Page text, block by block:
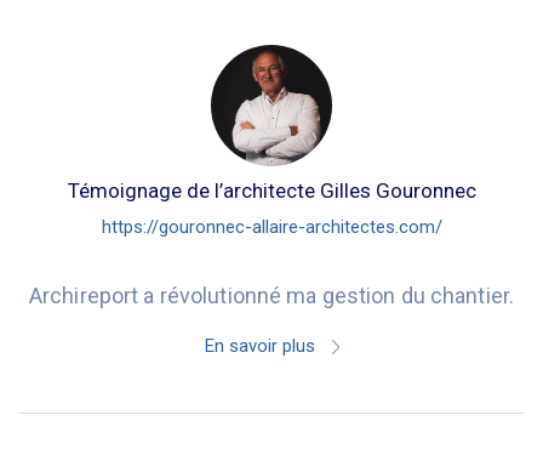
Témoignage de l’architecte Gilles Gouronnec
https://gouronnec-allaire-architectes.com/
Archireport a révolutionné ma gestion du chantier.
En savoir plus